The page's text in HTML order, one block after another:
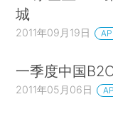
城
2011年09月19日
一季度中国
2011年05月06日